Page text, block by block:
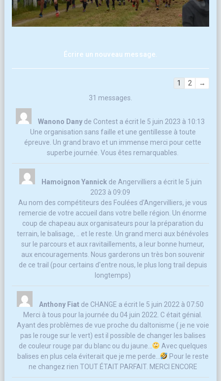
Navigation
du
livre
d’or
1 2
→
31 messages.
Wanono Dany de Contest a écrit le 5 juin 2023 à 10:13
Une organisation sans faille et une gentillesse à toute
épreuve. Un grand bravo et un immense merci pour cette
superbe journée. Vous êtes remarquables.
Hamoignon Yannick de Angervilliers a écrit le 5 juin
2023 à 09:09
Au nom des compétiteurs des Foulées d'Angervilliers, je vous
remercie de votre accueil dans votre belle région. Un énorme
coup de chapeau aux organisateurs pour la préparation du
terrain, le balisage, .. et le reste. Un grand merci aux bénévoles
sur le parcours et aux ravitaillements, a leur bonne humeur,
aux encouragements. Nous garderons un très bon souvenir
de ce trail (pour certains d'entre nous, le plus long trail depuis
longtemps)
Anthony Fiat de CHANGE a écrit le 5 juin 2022 à 07:50
Merci à tous pour la journée du 04 juin 2022. C était génial.
Ayant des problèmes de vue proche du daltonisme ( je ne voie
pas le rouge sur le vert) est il possible de changer les balises
de couleur rouge par du blanc ou du jaune...
Avec quelques
balises en plus cela éviterait que je me perde...
Pour le reste
ne changez rien TOUT ÉTAIT PARFAIT. MERCI ENCORE